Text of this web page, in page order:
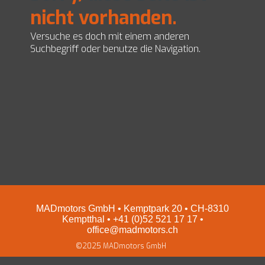
Impressum und Datenschutz
EZ Servolenkungen
Shop
nicht vorhanden.
Versuche es doch mit einem anderen
Suchbegriff oder benutze die Navigation.
MADmotors GmbH • Kemptpark 20 • CH-8310
Kemptthal • +41 (0)52 521 17 17 •
office@madmotors.ch
©2025 MADmotors GmbH